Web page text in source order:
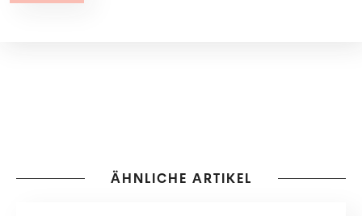
ÄHNLICHE ARTIKEL